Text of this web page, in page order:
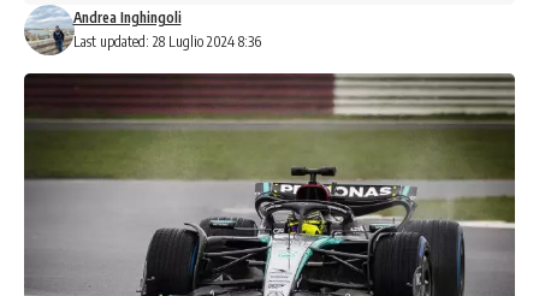
Last updated: 28 Luglio 2024 8:36
Andrea Inghingoli